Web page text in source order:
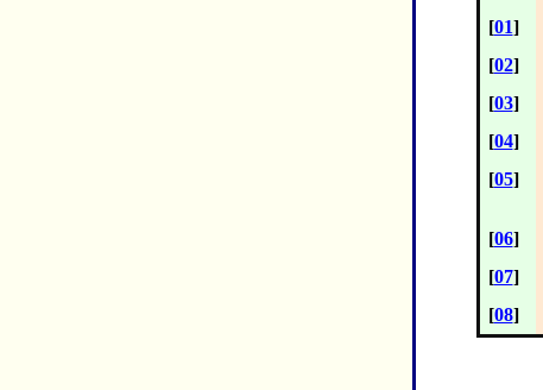
[01]
[02]
[03]
[04]
[05]
[06]
[07]
[08]